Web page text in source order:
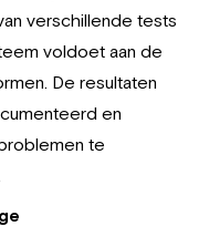
verschillende tests
voldoet aan de
De resultaten
en
te